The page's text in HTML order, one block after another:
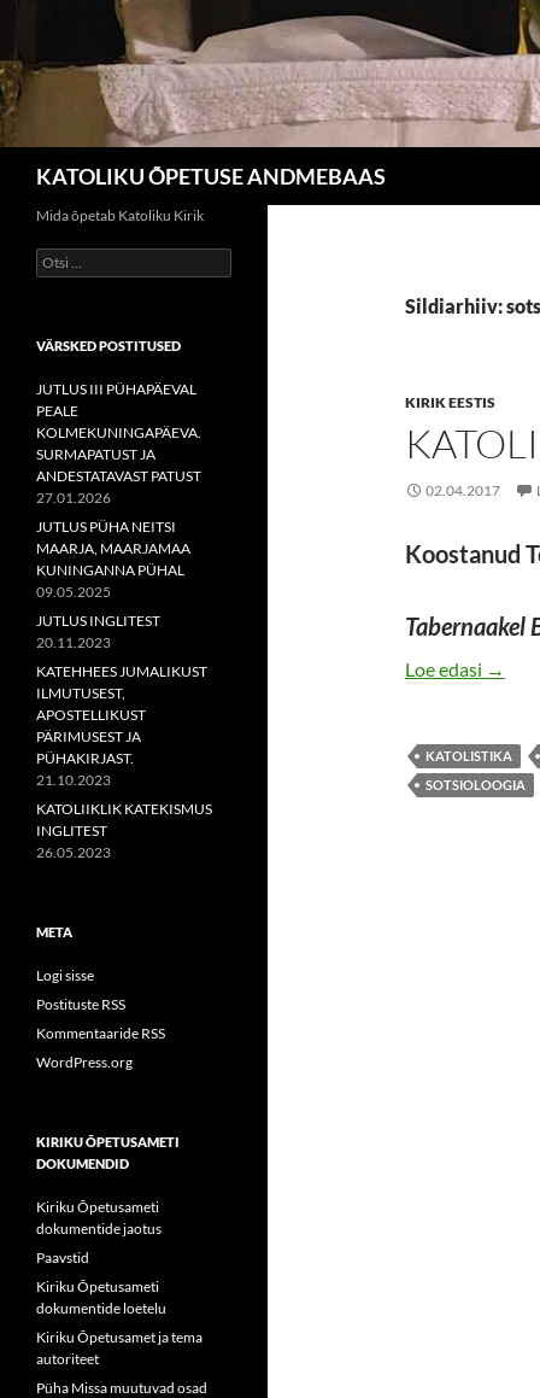
KATOLIKU ÕPETUSE ANDMEBAAS
Sildiarhiiv:
KIRIK EESTIS
02.04.2017
Koostanud
Tabernaakel
Loe edasi →
KATOLISTIKA
SOTSIOLOOGIA
Mida õpetab Katoliku Kirik
Otsi:
VÄRSKED POSTITUSED
JUTLUS III PÜHAPÄEVAL
PEALE
KOLMEKUNINGAPÄEVA.
SURMAPATUST JA
ANDESTATAVAST PATUST
27.01.2026
JUTLUS PÜHA NEITSI
MAARJA, MAARJAMAA
KUNINGANNA PÜHAL
09.05.2025
JUTLUS INGLITEST
20.11.2023
KATEHHEES JUMALIKUST
ILMUTUSEST,
APOSTELLIKUST
PÄRIMUSEST JA
PÜHAKIRJAST.
21.10.2023
KATOLIIKLIK KATEKISMUS
INGLITEST
26.05.2023
META
Logi sisse
Postituste RSS
Kommentaaride RSS
WordPress.org
KIRIKU ÕPETUSAMETI
DOKUMENDID
Kiriku Õpetusameti
dokumentide jaotus
Paavstid
Kiriku Õpetusameti
dokumentide loetelu
Kiriku Õpetusamet ja tema
autoriteet
Püha Missa muutuvad osad